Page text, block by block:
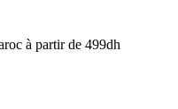
à partir de 499dh